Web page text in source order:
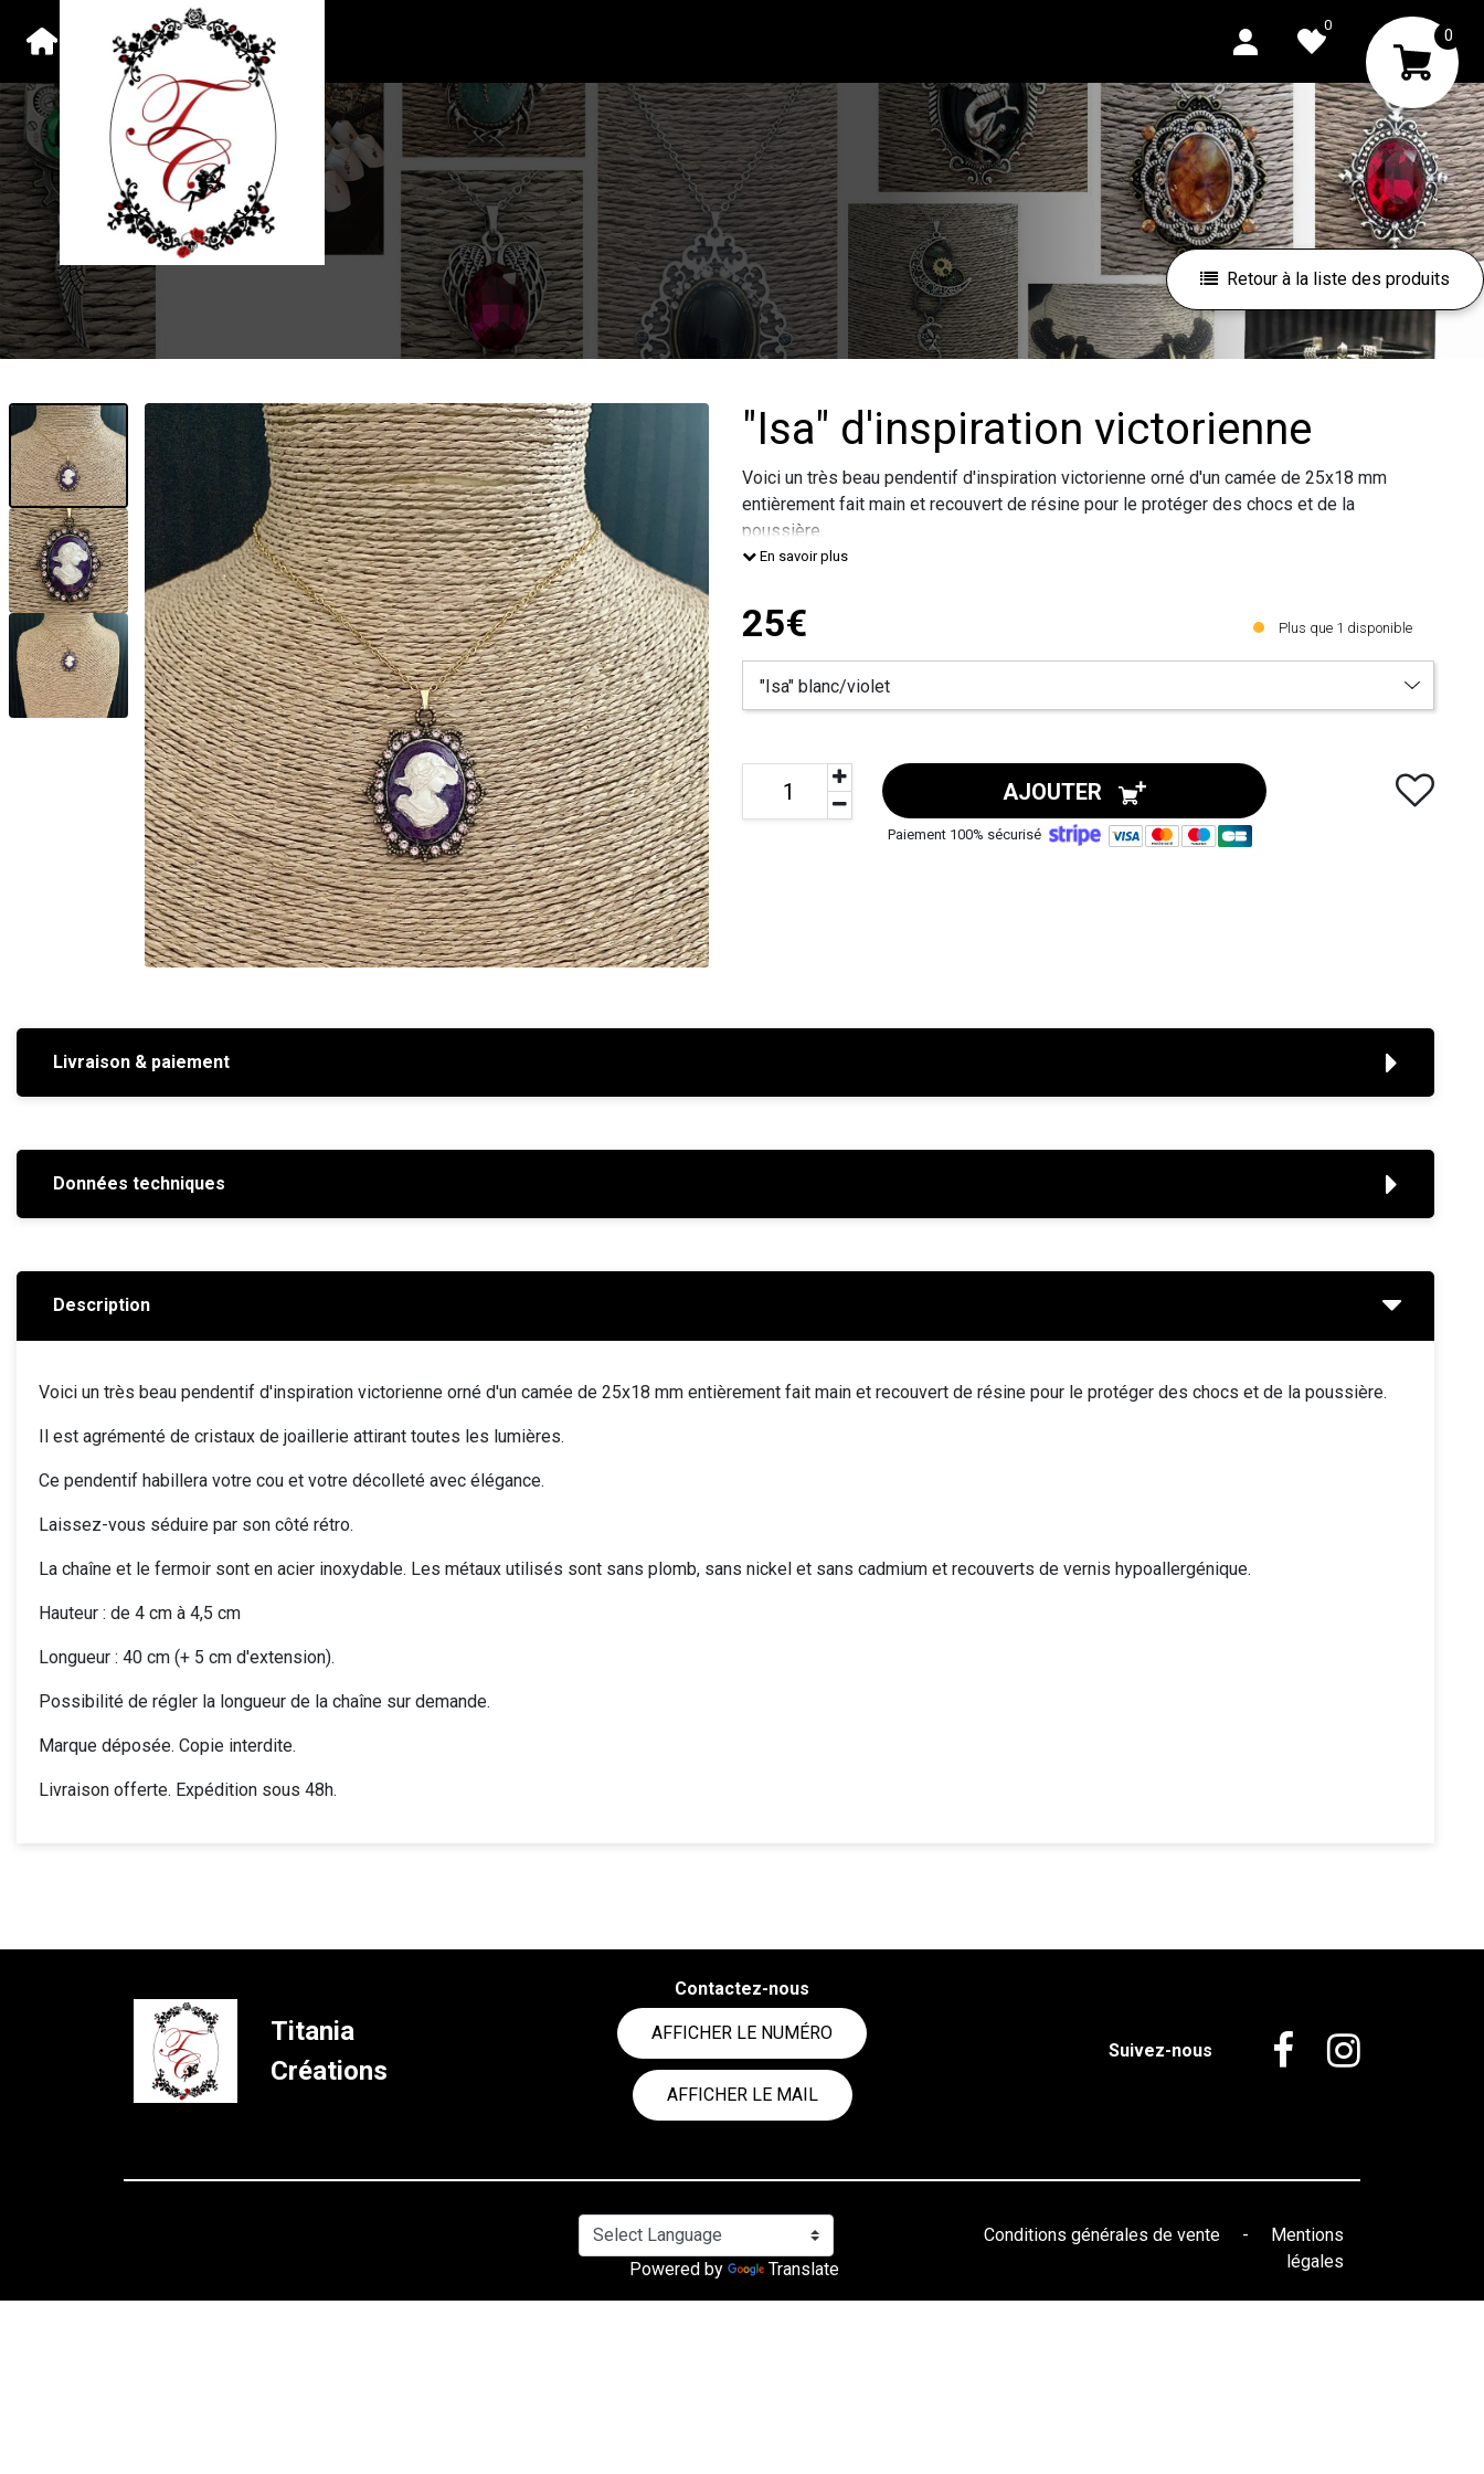
0
0
Retour à la liste des produits
"Isa" d'inspiration victorienne
Voici un très beau pendentif d'inspiration victorienne orné d'un camée de 25x18 mm
entièrement fait main et recouvert de résine pour le protéger des chocs et de la
poussière.
Il est agrémenté de cristaux de joaillerie attirant toutes les lumières.
Laissez-vous séduire par son côt
En savoir plus
25€ Plus que 1 disponible
AJOUTER
Paiement 100% sécurisé
Livraison & paiement
Données techniques
Description
Voici un très beau pendentif d'inspiration victorienne orné d'un camée de 25x18 mm entièrement fait main et recouvert de résine pour le protéger des chocs et de la poussière.
Il est agrémenté de cristaux de joaillerie attirant toutes les lumières.
Ce pendentif habillera votre cou et votre décolleté avec élégance.
Laissez-vous séduire par son côté rétro.
La chaîne et le fermoir sont en acier inoxydable. Les métaux utilisés sont sans plomb, sans nickel et sans cadmium et recouverts de vernis hypoallergénique.
Hauteur : de 4 cm à 4,5 cm
Longueur : 40 cm (+ 5 cm d'extension).
Possibilité de régler la longueur de la chaîne sur demande.
Marque déposée. Copie interdite.
Livraison offerte. Expédition sous 48h.
Titania
Créations
Contactez-nous
AFFICHER LE NUMÉRO
AFFICHER LE MAIL
Suivez-nous
Powered by Translate
Conditions générales de vente -
Mentions
légales